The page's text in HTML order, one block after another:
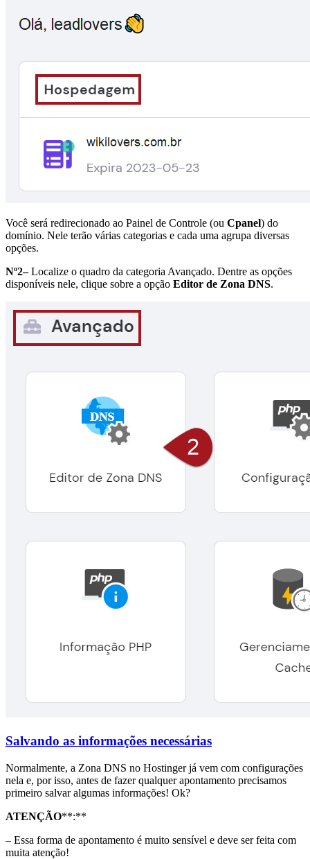
Você será redirecionado ao Painel de Controle (ou Cpanel) do
domínio. Nele terão várias categorias e cada uma agrupa diversas
opções.
Nº2–Localize o quadro da categoria Avançado. Dentre as opções
disponíveis nele, clique sobre a opção Editor de Zona DNS.
Salvando as informações necessárias
Normalmente, a Zona DNS no Hostinger já vem com configurações
nela e, por isso, antes de fazer qualquer apontamento precisamos
primeiro salvar algumas informações! Ok?
ATENÇÃO**:**
– Essa forma de apontamento é muito sensível e deve ser feita com
muita atenção!